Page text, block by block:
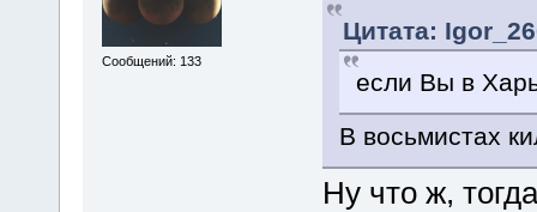
Сообщений: 133
Цитата:
если Вы в
В восьмистах
Ну что ж,